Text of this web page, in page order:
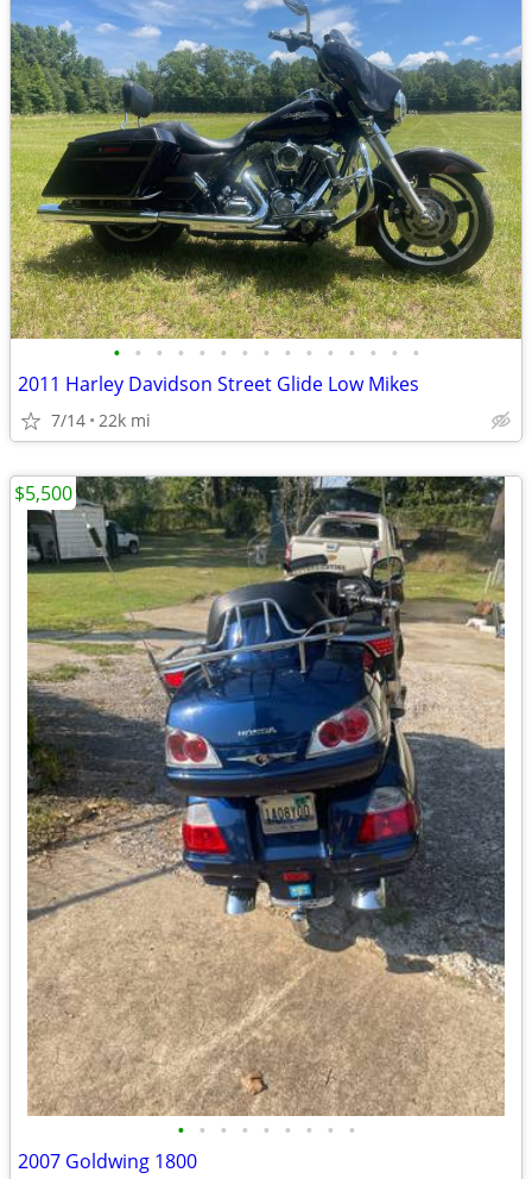
• • • • • • • • • • • • • • •
2011 Harley Davidson Street Glide Low Mikes
7/14 22k mi
• • • • • • • • •
2007 Goldwing 1800
$5,500